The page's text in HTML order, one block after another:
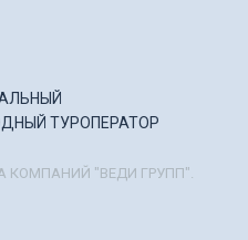
ТУРОПЕРАТОР
КОМПАНИЙ "ВЕДИ ГРУПП".